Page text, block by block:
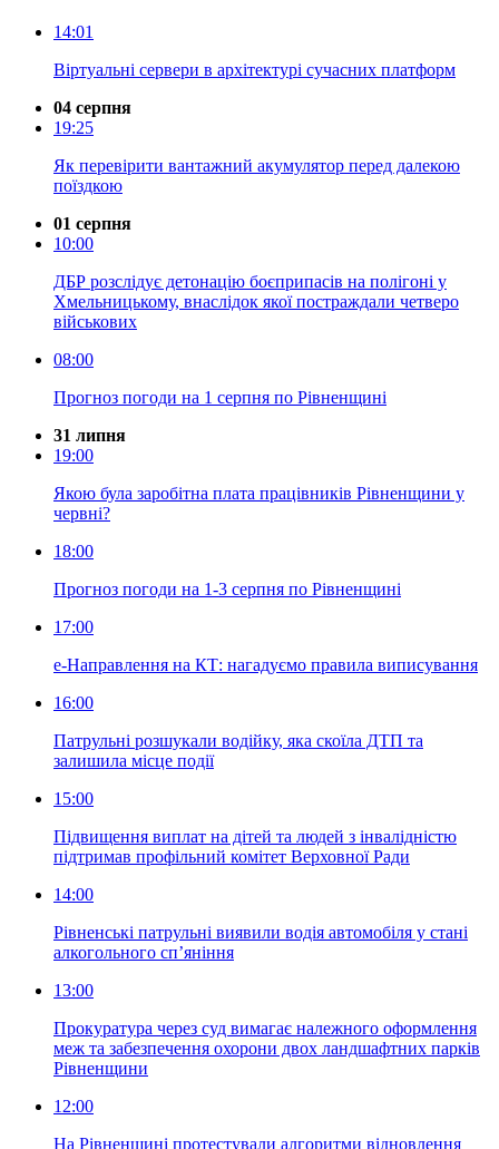
14:01
Віртуальні сервери в архітектурі сучасних платформ
04 серпня
19:25
Як перевірити вантажний акумулятор перед далекою
поїздкою
01 серпня
10:00
ДБР розслідує детонацію боєприпасів на полігоні у
Хмельницькому, внаслідок якої постраждали четверо
військових
08:00
Прогноз погоди на 1 серпня по Рівненщині
31 липня
19:00
Якою була заробітна плата працівників Рівненщини у
червні?
18:00
Прогноз погоди на 1-3 серпня по Рівненщині
17:00
е-Направлення на КТ: нагадуємо правила виписування
16:00
Патрульні розшукали водійку, яка скоїла ДТП та
залишила місце події
15:00
Підвищення виплат на дітей та людей з інвалідністю
підтримав профільний комітет Верховної Ради
14:00
Рівненські патрульні виявили водія автомобіля у стані
алкогольного сп’яніння
13:00
Прокуратура через суд вимагає належного оформлення
меж та забезпечення охорони двох ландшафтних парків
Рівненщини
12:00
На Рівненщині протестували алгоритми відновлення